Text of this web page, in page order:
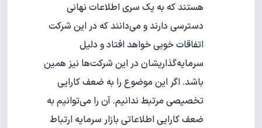
هستند که به یک سری اطلاعات نهانی
دسترسی دارند و می‌دانند که در این شرکت
اتفاقات خوبی خواهد افتاد و دلیل
سرمایه‌گذاریشان در این شرکت‌ها نیز همین
باشد. اگر این موضوع را به ضعف کارایی
تخصیصی مرتبط ندانیم. آن را می‌توانیم به
ضعف کارایی اطلاعاتی بازار سرمایه ارتباط